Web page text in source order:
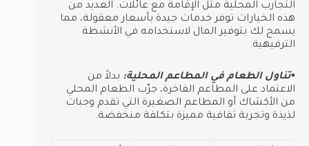
التجارب المحلية مثل الإقامة مع عائلات. العديد من
هذه الخيارات توفر خدمات جيدة بأسعار معقولة، مما
يسمح لك بتوفير المال لاستخدامه في الأنشطة
الترفيهية.
▪︎تناول الطعام في المطاعم المحلية: بدلاً من
الاعتماد على المطاعم الفاخرة، جرّب الطعام المحلي
من الأكشاك أو المطاعم الصغيرة التي تقدم وجبات
لذيذة وتجربة ثقافية مميزة بتكلفة منخفضة.